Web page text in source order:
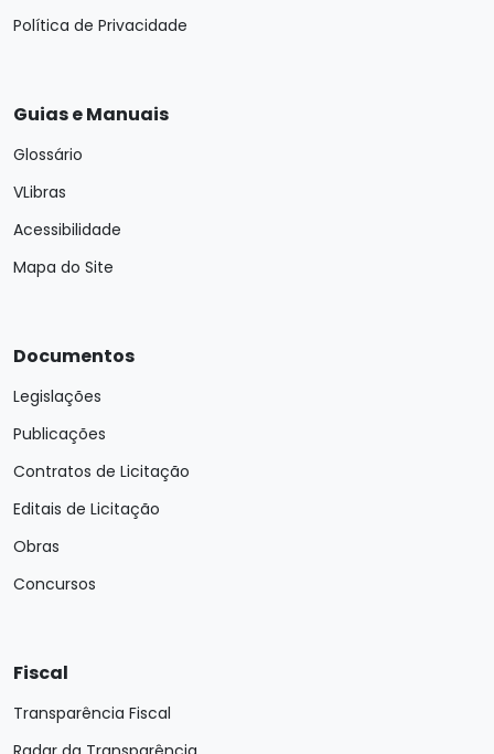
Política de Privacidade
Guias e Manuais
Glossário
VLibras
Acessibilidade
Mapa do Site
Documentos
Legislações
Publicações
Contratos de Licitação
Editais de Licitação
Obras
Concursos
Fiscal
Transparência Fiscal